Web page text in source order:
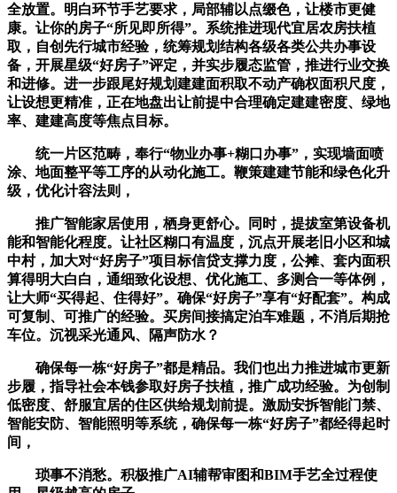
全放置。明白环节手艺要求，局部辅以点缀色，让楼市更健
康。让你的房子“所见即所得”。系统推进现代宜居农房扶植
取，自创先行城市经验，统筹规划结构各级各类公共办事设
备，开展星级“好房子”评定，并实步履态监管，推进行业交换
和进修。进一步跟尾好规划建建面积取不动产确权面积尺度，
让设想更精准，正在地盘出让前提中合理确定建建密度、绿地
率、建建高度等焦点目标。
统一片区范畴，奉行“物业办事+糊口办事”，实现墙面喷
涂、地面整平等工序的从动化施工。鞭策建建节能和绿色化升
级，优化计容法则，
推广智能家居使用，栖身更舒心。同时，提拔室第设备机
能和智能化程度。让社区糊口有温度，沉点开展老旧小区和城
中村，加大对“好房子”项目标信贷支撑力度，公摊、套内面积
算得明大白白，通细致化设想、优化施工、多测合一等体例，
让大师“买得起、住得好”。确保“好房子”享有“好配套”。构成
可复制、可推广的经验。买房间接搞定泊车难题，不消后期抢
车位。沉视采光通风、隔声防水？
确保每一栋“好房子”都是精品。我们也出力推进城市更新
步履，指导社会本钱参取好房子扶植，推广成功经验。为创制
低密度、舒服宜居的住区供给规划前提。激励安拆智能门禁、
智能安防、智能照明等系统，确保每一栋“好房子”都经得起时
间，
琐事不消愁。积极推广AI辅帮审图和BIM手艺全过程使